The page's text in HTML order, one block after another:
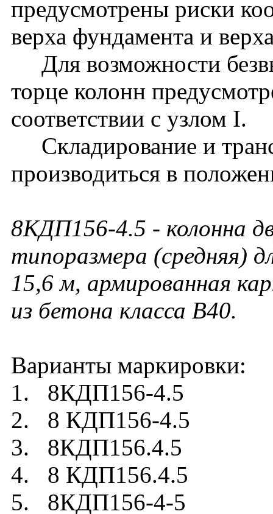
предусмотрены риски
верха фундамента и
Для возможности
торце колонн
соответствии с узлом I.
Складирование и
производиться в
8КДП156-4.5 - колонна
типоразмера (средняя)
15,6 м, армированная
из бетона класса В40.
Варианты маркировки:
1. 8КДП156-4.5
2. 8 КДП156-4.5
3. 8КДП156.4.5
4. 8 КДП156.4.5
5. 8КДП156-4-5